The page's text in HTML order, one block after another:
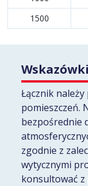
1500
Wskazówki
Łącznik
pomieszczeń.
bezpośrednie
zgodnie z
wytycznymi
konsultować